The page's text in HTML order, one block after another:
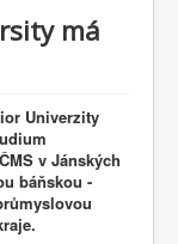
má
Univerzity
v Jánských
báňskou -